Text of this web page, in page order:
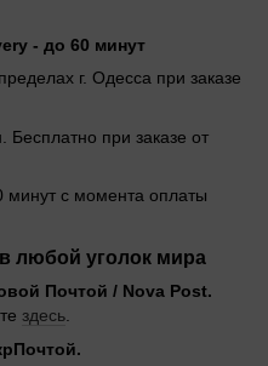
- до 60 минут
г. Одесса при заказе
Бесплатно при заказе от
минут с момента оплаты
любой уголок мира
Почтой / Nova Post.
здесь